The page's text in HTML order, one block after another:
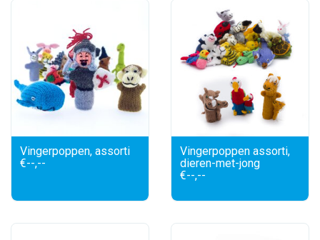
Vingerpoppen, assorti
€--,--
Vingerpoppen assorti,
dieren-met-jong
€--,--